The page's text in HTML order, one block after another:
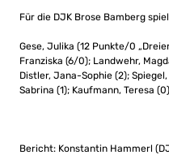
Für die DJK Brose Bamberg
Gese, Julika (12 Punkte/0
Franziska (6/0); Landwehr,
Distler, Jana-Sophie (2);
Sabrina (1); Kaufmann, Teresa (0)
Bericht: Konstantin Hammerl